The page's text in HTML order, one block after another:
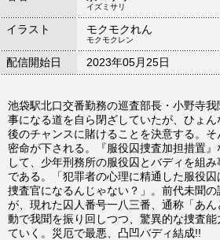
イズミサリ
イラスト モクモクれん
モクモクレン
配信開始日 2023年05月25日
池袋駅北口交番勤務の巡査部長・小野寺
事になる道を自ら閉ざしていたが、ひょ
後のチャンスに賭けることを決意する。
密命が下される。『服役囚捜査加担措置
して、少年刑務所の服役囚とバディを組
である。「犯罪者の心理に精通した服役
捜査官になるんじゃない？」。前代未聞
が、現れた囚人番号一八三番、通称「あ
動で我聞を振り回しつつ、驚異的な捜査
ていく。災厄で最悪、凸凹バディ結成!!